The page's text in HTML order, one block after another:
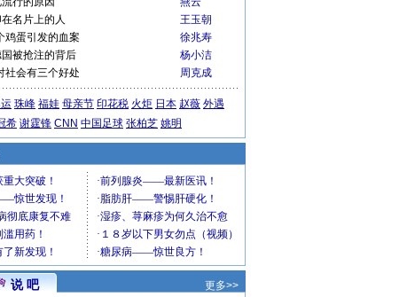
在名片上的人
王玉朝
鸡蛋引发的血案
徐兆寿
国被抢注的背后
杨小洁
社会有三个好处 周克成
珠峰 福娃 母亲节 印花税 火炬 日本 赵薇 外遇
希 谢霆锋 CNN 中国足球 张柏芝 姚明
说 吧 更多>>